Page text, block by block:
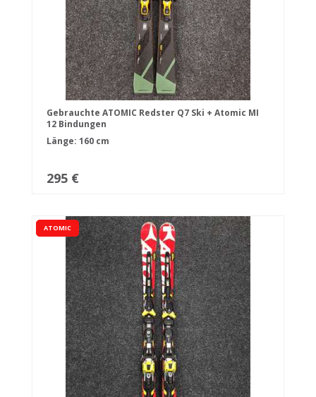
Gebrauchte ATOMIC Redster Q7 Ski + Atomic MI
12 Bindungen
Länge: 160 cm
295 €
ATOMIC